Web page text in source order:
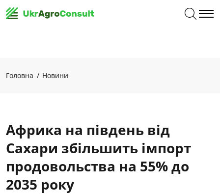
Головна Новини
Африка на південь від
Сахари збільшить імпорт
продовольства на 55% до
2035 року